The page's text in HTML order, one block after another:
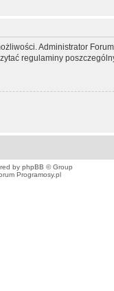
Administrator
regulaminy
by phpBB © Group
Programosy.pl